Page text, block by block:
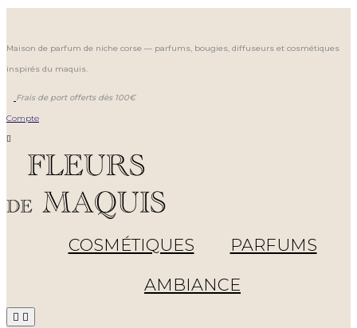
Maison de parfum de niche corse — parfums, bougies, diffuseurs et cosmétiques
inspirés du maquis.
Frais de port offerts dès 100€
Compte

COSMÉTIQUES
PARFUMS
AMBIANCE
 